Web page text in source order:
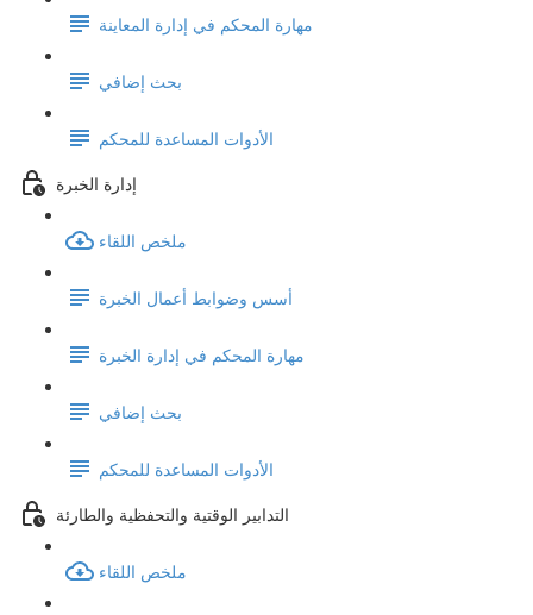
مهارة المحكم في إدارة المعاينة
بحث إضافي
الأدوات المساعدة للمحكم
إدارة الخبرة
ملخص اللقاء
أسس وضوابط أعمال الخبرة
مهارة المحكم في إدارة الخبرة
بحث إضافي
الأدوات المساعدة للمحكم
التدابير الوقتية والتحفظية والطارئة
ملخص اللقاء